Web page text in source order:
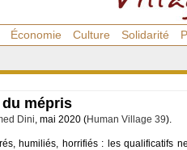
Économie Culture Solidarité
mépris
Dini, mai 2020 (Human Village 39).
humiliés, horrifiés : les qualificatifs